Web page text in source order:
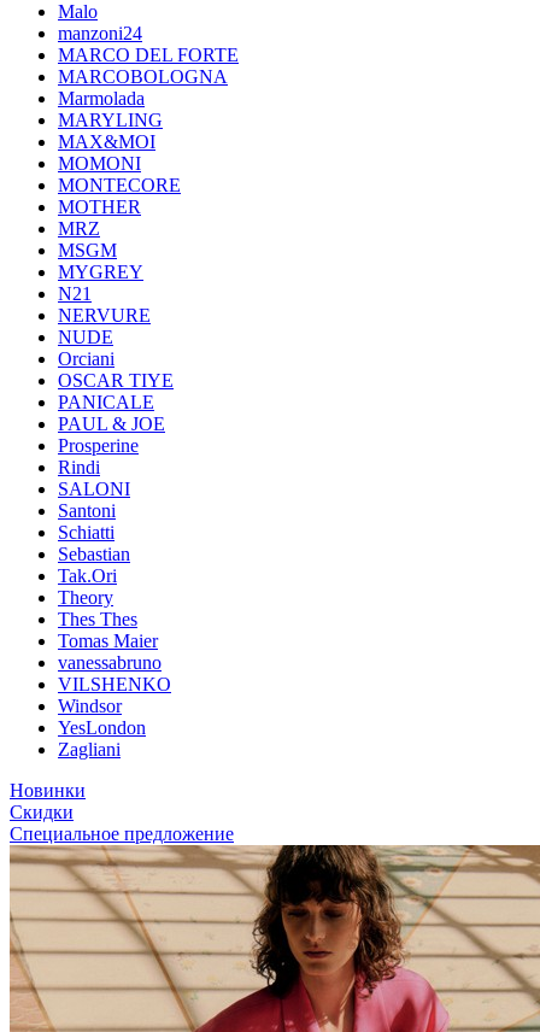
Malo
manzoni24
MARCO DEL FORTE
MARCOBOLOGNA
Marmolada
MARYLING
MAX&MOI
MOMONI
MONTECORE
MOTHER
MRZ
MSGM
MYGREY
N21
NERVURE
NUDE
Orciani
OSCAR TIYE
PANICALE
PAUL & JOE
Prosperine
Rindi
SALONI
Santoni
Schiatti
Sebastian
Tak.Ori
Theory
Thes Thes
Tomas Maier
vanessabruno
VILSHENKO
Windsor
YesLondon
Zagliani
Новинки
Скидки
Специальное предложение